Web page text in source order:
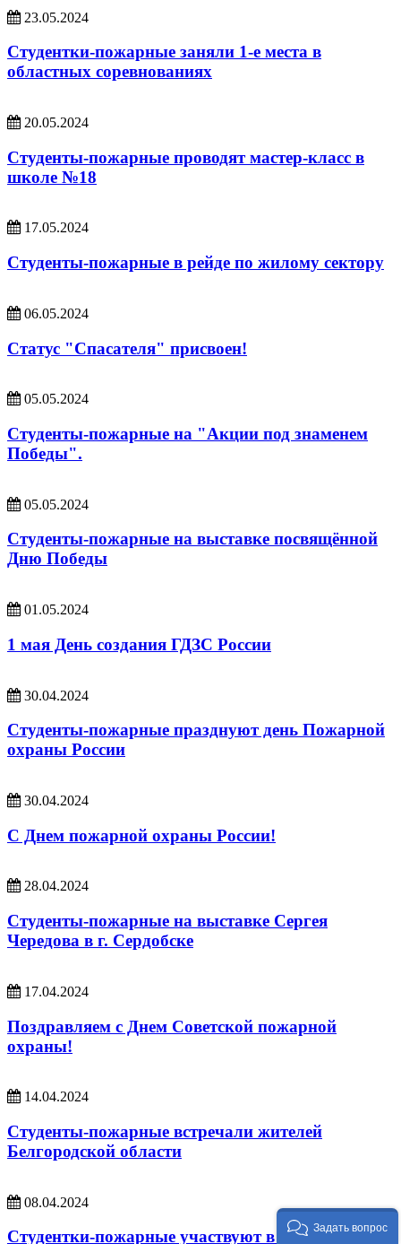
23.05.2024
Студентки-пожарные заняли 1-е места в
областных соревнованиях
20.05.2024
Студенты-пожарные проводят мастер-класс в
школе №18
17.05.2024
Студенты-пожарные в рейде по жилому сектору
06.05.2024
Статус "Спасателя" присвоен!
05.05.2024
Студенты-пожарные на "Акции под знаменем
Победы".
05.05.2024
Студенты-пожарные на выставке посвящённой
Дню Победы
01.05.2024
1 мая День создания ГДЗС России
30.04.2024
Студенты-пожарные празднуют день Пожарной
охраны России
30.04.2024
С Днем пожарной охраны России!
28.04.2024
Студенты-пожарные на выставке Сергея
Чередова в г. Сердобске
17.04.2024
Поздравляем с Днем Советской пожарной
охраны!
14.04.2024
Студенты-пожарные встречали жителей
Белгородской области
08.04.2024
Студентки-пожарные участвуют в НижнемЗадать вопрос